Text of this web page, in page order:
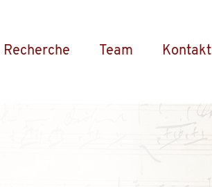
Recherche Team Kontakt